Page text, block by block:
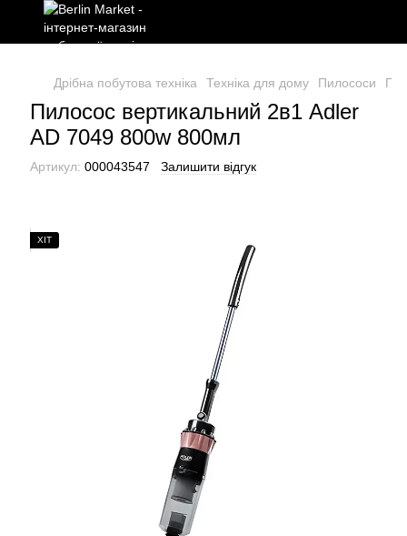
Дрібна побутова техніка Техніка для дому Пилососи
Пилосос вертикальний 2в1 Adler
AD 7049 800w 800мл
Артикул: 000043547 Залишити відгук
ХІТ